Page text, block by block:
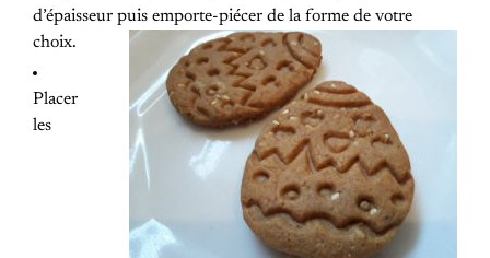
d’épaisseur puis emporte-piécer de la forme de votre
choix.
Placer
les